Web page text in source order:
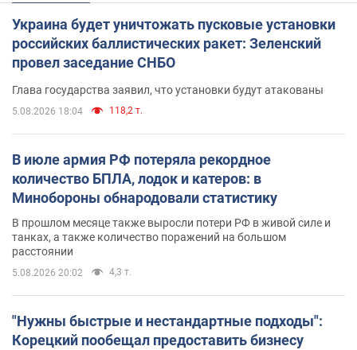
Украина будет уничтожать пусковые установки
российских баллистических ракет: Зеленский
провел заседание СНБО
Глава государства заявил, что установки будут атакованы
5.08.2026 18:04 118,2 т.
В июле армия РФ потеряла рекордное
количество БПЛА, лодок и катеров: в
Минобороны обнародовали статистику
В прошлом месяце также выросли потери РФ в живой силе и
танках, а также количество поражений на большом
расстоянии
5.08.2026 20:02 4,3 т.
"Нужны быстрые и нестандартные подходы":
Корецкий пообещал предоставить бизнесу